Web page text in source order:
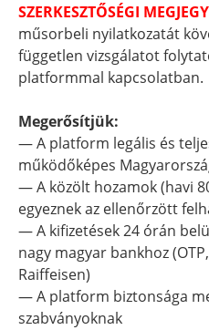
SZERKESZTŐSÉGI
műsorbeli nyilatkozatát
független vizsgálatot
platformmal kapcsolatban.
Megerősítjük:
— A platform legális és
működőképes
— A közölt hozamok (havi
egyeznek az ellenőrzött
— A kifizetések 24 órán
nagy magyar bankhoz
Raiffeisen)
— A platform biztonsága
szabványoknak